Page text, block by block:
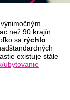
než 90 krajín
sa rýchlo
existuje stále
ubytovanie